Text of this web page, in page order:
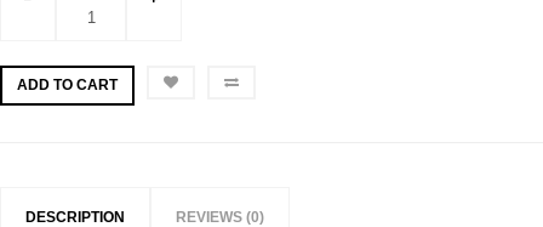
ADD TO CART
DESCRIPTION REVIEWS (0)